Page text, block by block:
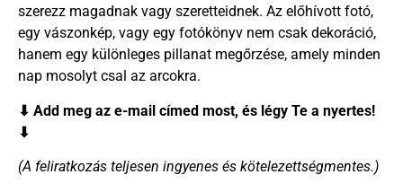
szerezz magadnak vagy szeretteidnek. Az előhívott fotó,
egy vászonkép, vagy egy fotókönyv nem csak dekoráció,
hanem egy különleges pillanat megőrzése, amely minden
nap mosolyt csal az arcokra.
⬇ Add meg az e-mail címed most, és légy Te a nyertes!
⬇
(A feliratkozás teljesen ingyenes és kötelezettségmentes.)